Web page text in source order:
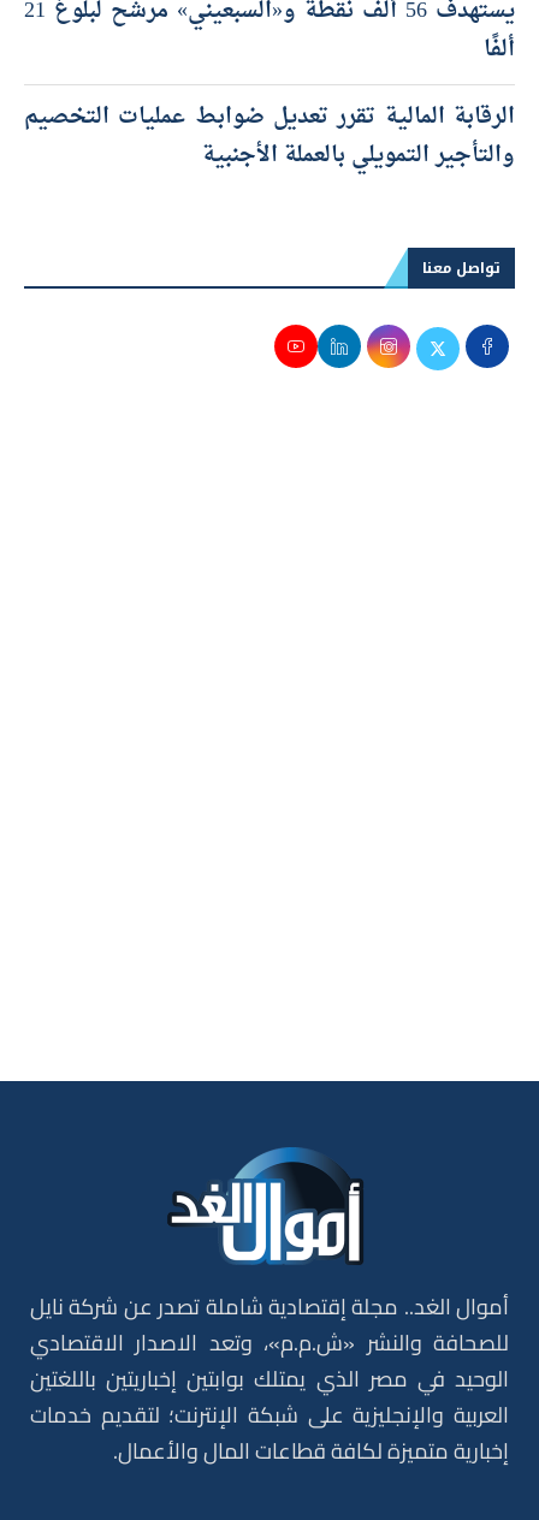
يستهدف 56 ألف نقطة و«السبعيني» مرشح لبلوغ 21
ألفًا
الرقابة المالية تقرر تعديل ضوابط عمليات التخصيم
والتأجير التمويلي بالعملة الأجنبية
تواصل معنا
أموال الغد.. مجلة إقتصادية شاملة تصدر عن شركة نايل
للصحافة والنشر «ش.م.م»، وتعد الاصدار الاقتصادي
الوحيد في مصر الذي يمتلك بوابتين إخباريتين باللغتين
العربية والإنجليزية على شبكة الإنترنت؛ لتقديم خدمات
إخبارية متميزة لكافة قطاعات المال والأعمال.